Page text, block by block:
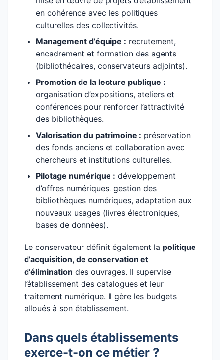
en cohérence avec les politiques
culturelles des collectivités.
Management d’équipe : recrutement,
encadrement et formation des agents
(bibliothécaires, conservateurs adjoints).
Promotion de la lecture publique :
organisation d’expositions, ateliers et
conférences pour renforcer l’attractivité
des bibliothèques.
Valorisation du patrimoine : préservation
des fonds anciens et collaboration avec
chercheurs et institutions culturelles.
Pilotage numérique : développement
d’offres numériques, gestion des
bibliothèques numériques, adaptation aux
nouveaux usages (livres électroniques,
bases de données).
Le conservateur définit également la politique
d’acquisition, de conservation et
d’élimination des ouvrages. Il supervise
l’établissement des catalogues et leur
traitement numérique. Il gère les budgets
alloués à son établissement.
Dans quels établissements
exerce-t-on ce métier ?